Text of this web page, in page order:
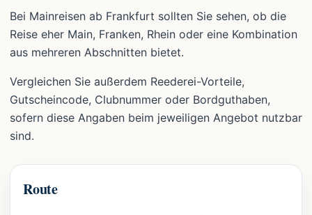
Bei Mainreisen ab Frankfurt sollten Sie sehen, ob die
Reise eher Main, Franken, Rhein oder eine Kombination
aus mehreren Abschnitten bietet.
Vergleichen Sie außerdem Reederei-Vorteile,
Gutscheincode, Clubnummer oder Bordguthaben,
sofern diese Angaben beim jeweiligen Angebot nutzbar
sind.
Route